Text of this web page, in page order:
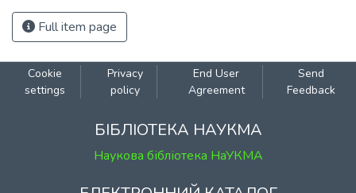
Full item page
Cookie
settings
Privacy
policy
End User
Agreement
Send
Feedback
БІБЛІОТЕКА НАУКМА
Наукова бібліотека НаУКМА